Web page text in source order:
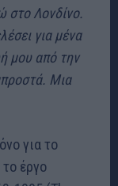
στο Λονδίνο.
για μένα
μου από την
Μια
για το
έργο